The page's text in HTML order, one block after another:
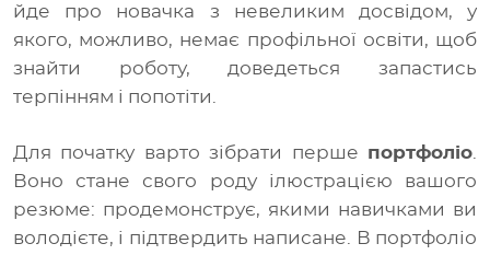
йде про новачка з невеликим досвідом, у
якого, можливо, немає профільної освіти, щоб
знайти роботу, доведеться запастись
терпінням і попотіти.
Для початку варто зібрати перше портфоліо
Воно стане свого роду ілюстрацією вашого
резюме: продемонструє, якими навичками ви
володієте, і підтвердить написане. В портфоліо